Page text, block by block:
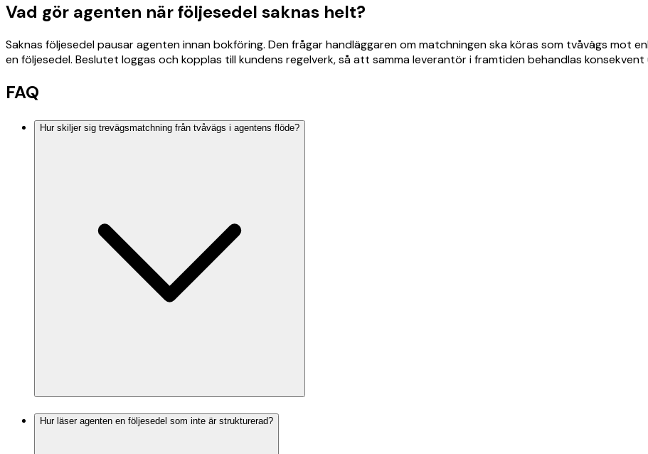
Vad gör agenten när följesedel saknas helt?
Saknas följesedel pausar agenten innan bokföring. Den frågar handläggaren om matchningen ska köras som tvåvägs mot
en följesedel. Beslutet loggas och kopplas till kundens regelverk, så att samma leverantör i framtiden behandlas
FAQ
Hur skiljer sig trevägsmatchning från tvåvägs i agentens flöde?
Hur läser agenten en följesedel som inte är strukturerad?